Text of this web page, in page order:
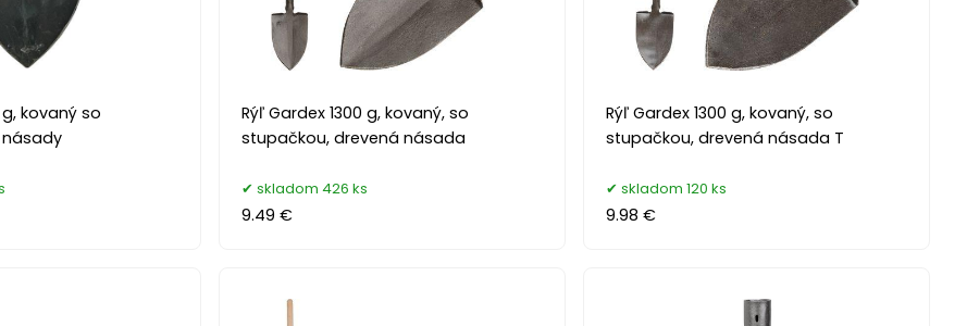
g, kovaný so
Rýľ Gardex 1300 g, kovaný, so
stupačkou, drevená násada
skladom 426 ks
9.49 €
Rýľ Gardex 1300 g, kovaný, so
stupačkou, drevená násada T
skladom 120 ks
9.98 €